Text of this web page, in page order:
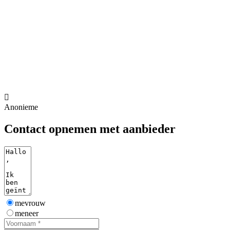

Anonieme
Contact opnemen met aanbieder
mevrouw
meneer